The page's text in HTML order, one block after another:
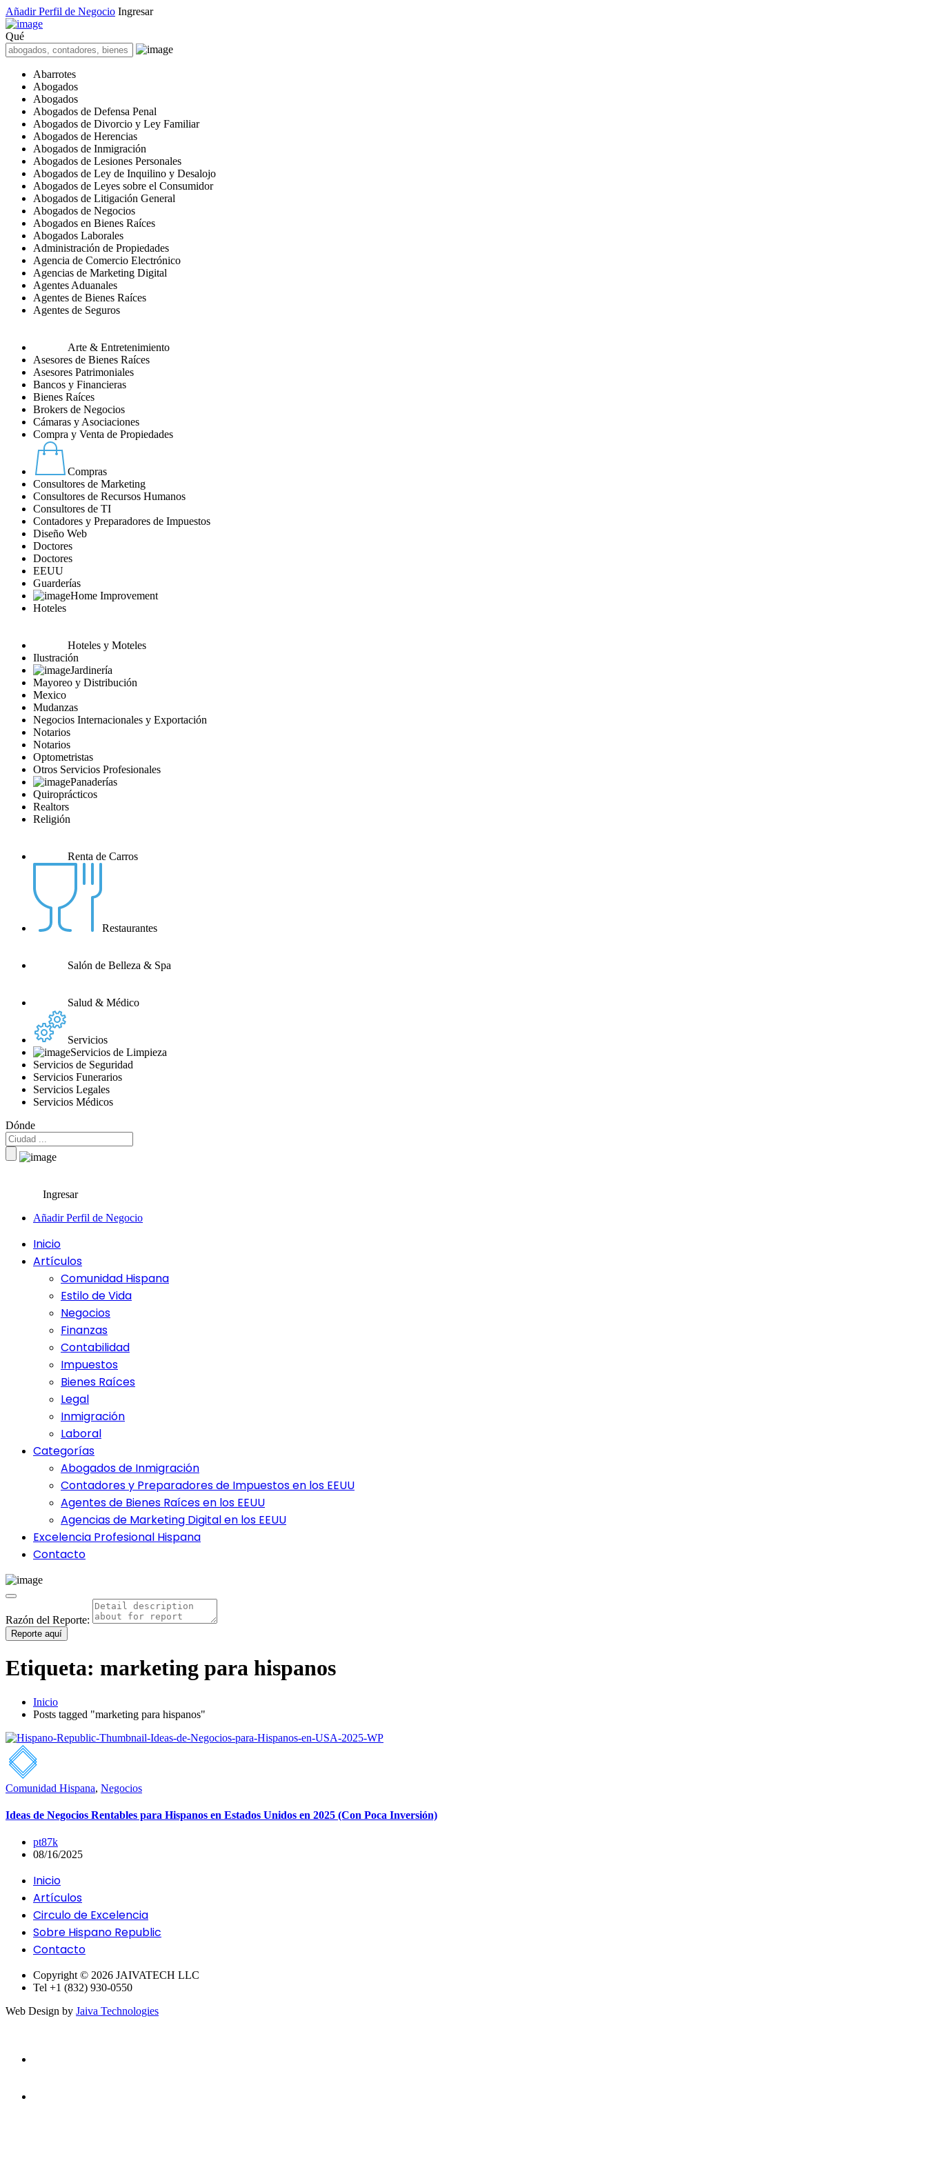
Añadir Perfil de Negocio Ingresar
Qué
Abarrotes
Abogados
Abogados
Abogados de Defensa Penal
Abogados de Divorcio y Ley Familiar
Abogados de Herencias
Abogados de Inmigración
Abogados de Lesiones Personales
Abogados de Ley de Inquilino y Desalojo
Abogados de Leyes sobre el Consumidor
Abogados de Litigación General
Abogados de Negocios
Abogados en Bienes Raíces
Abogados Laborales
Administración de Propiedades
Agencia de Comercio Electrónico
Agencias de Marketing Digital
Agentes Aduanales
Agentes de Bienes Raíces
Agentes de Seguros
Arte & Entretenimiento
Asesores de Bienes Raíces
Asesores Patrimoniales
Bancos y Financieras
Bienes Raíces
Brokers de Negocios
Cámaras y Asociaciones
Compra y Venta de Propiedades
Compras
Consultores de Marketing
Consultores de Recursos Humanos
Consultores de TI
Contadores y Preparadores de Impuestos
Diseño Web
Doctores
Doctores
EEUU
Guarderías
Home Improvement
Hoteles
Hoteles y Moteles
Ilustración
Jardinería
Mayoreo y Distribución
Mexico
Mudanzas
Negocios Internacionales y Exportación
Notarios
Notarios
Optometristas
Otros Servicios Profesionales
Panaderías
Quiroprácticos
Realtors
Religión
Renta de Carros
Restaurantes
Salón de Belleza & Spa
Salud & Médico
Servicios
Servicios de Limpieza
Servicios de Seguridad
Servicios Funerarios
Servicios Legales
Servicios Médicos
Dónde
Ingresar
Añadir Perfil de Negocio
Inicio
Artículos
Comunidad Hispana
Estilo de Vida
Negocios
Finanzas
Contabilidad
Impuestos
Bienes Raíces
Legal
Inmigración
Laboral
Categorías
Abogados de Inmigración
Contadores y Preparadores de Impuestos en los EEUU
Agentes de Bienes Raíces en los EEUU
Agencias de Marketing Digital en los EEUU
Excelencia Profesional Hispana
Contacto
Razón del Reporte:
Reporte aquí
Etiqueta: marketing para hispanos
Inicio
Posts tagged "marketing para hispanos"
Comunidad Hispana, Negocios
Ideas de Negocios Rentables para Hispanos en Estados Unidos en 2025 (Con Poca Inversión)
pt87k
08/16/2025
Inicio
Artículos
Circulo de Excelencia
Sobre Hispano Republic
Contacto
Copyright © 2026 JAIVATECH LLC
Tel +1 (832) 930-0550
Web Design by Jaiva Technologies